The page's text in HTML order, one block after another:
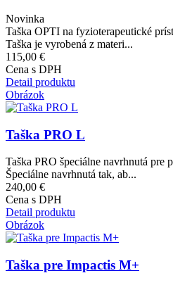
Novinka
Taška OPTI na fyzioterapeutické
Taška je vyrobená z materi...
115,00 €
Cena s DPH
Detail produktu
Obrázok
Taška PRO L
Taška PRO špeciálne navrhnutá pre
Špeciálne navrhnutá tak, ab...
240,00 €
Cena s DPH
Detail produktu
Obrázok
Taška pre Impactis M+